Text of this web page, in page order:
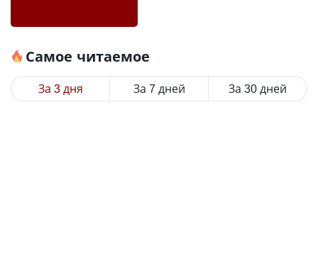
Самое читаемое
За 3 дня За 7 дней За 30 дней